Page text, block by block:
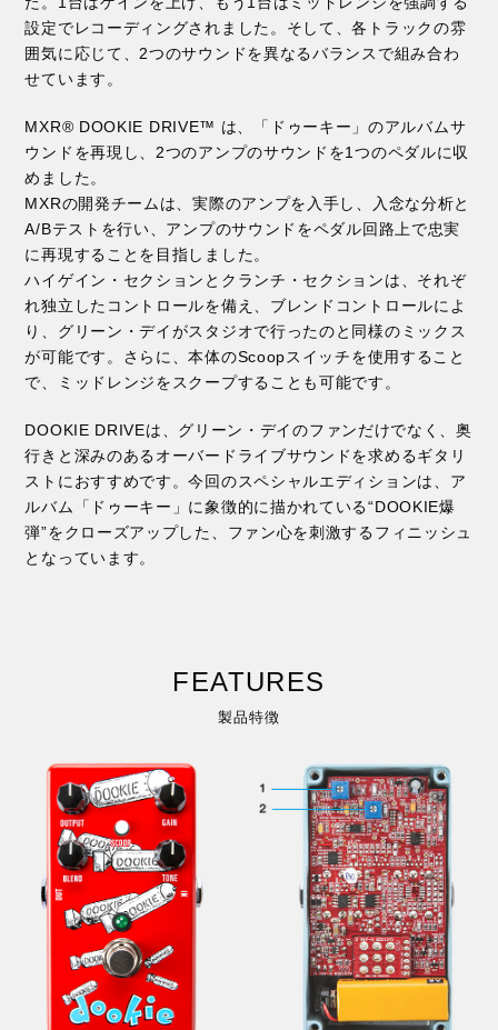
設定でレコーディングされました。そして、各トラックの雰
囲気に応じて、2つのサウンドを異なるバランスで組み合わ
せています。
MXR® DOOKIE DRIVE™ は、「ドゥーキー」のアルバムサ
ウンドを再現し、2つのアンプのサウンドを1つのペダルに収
めました。
MXRの開発チームは、実際のアンプを入手し、入念な分析と
A/Bテストを行い、アンプのサウンドをペダル回路上で忠実
に再現することを目指しました。
ハイゲイン・セクションとクランチ・セクションは、それぞ
れ独立したコントロールを備え、ブレンドコントロールによ
り、グリーン・デイがスタジオで行ったのと同様のミックス
が可能です。さらに、本体のScoopスイッチを使用すること
で、ミッドレンジをスクープすることも可能です。
DOOKIE DRIVEは、グリーン・デイのファンだけでなく、奥
行きと深みのあるオーバードライブサウンドを求めるギタリ
ストにおすすめです。今回のスペシャルエディションは、ア
ルバム「ドゥーキー」に象徴的に描かれている“DOOKIE爆
弾”をクローズアップした、ファン心を刺激するフィニッシュ
となっています。
FEATURES
製品特徴